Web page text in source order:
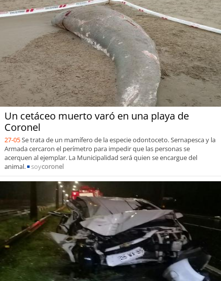
Un cetáceo muerto varó en una playa de
Coronel
27-05Se trata de un mamífero de la especie odontoceto. Sernapesca y la
Armada cercaron el perímetro para impedir que las personas se
acerquen al ejemplar. La Municipalidad será quien se encargue del
animal.
soycoronel